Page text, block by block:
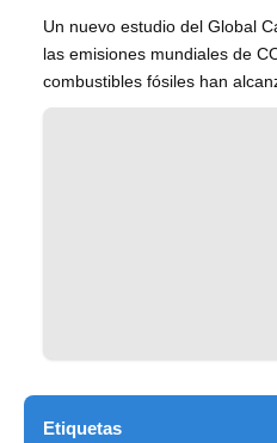
Un nuevo estudio del Global
las emisiones mundiales de
combustibles fósiles han
Etiquetas